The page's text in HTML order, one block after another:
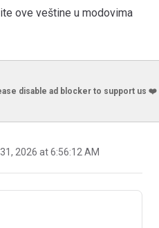
ove veštine u modovima
disable ad blocker to support us ❤️
2026 at 6:56:12 AM